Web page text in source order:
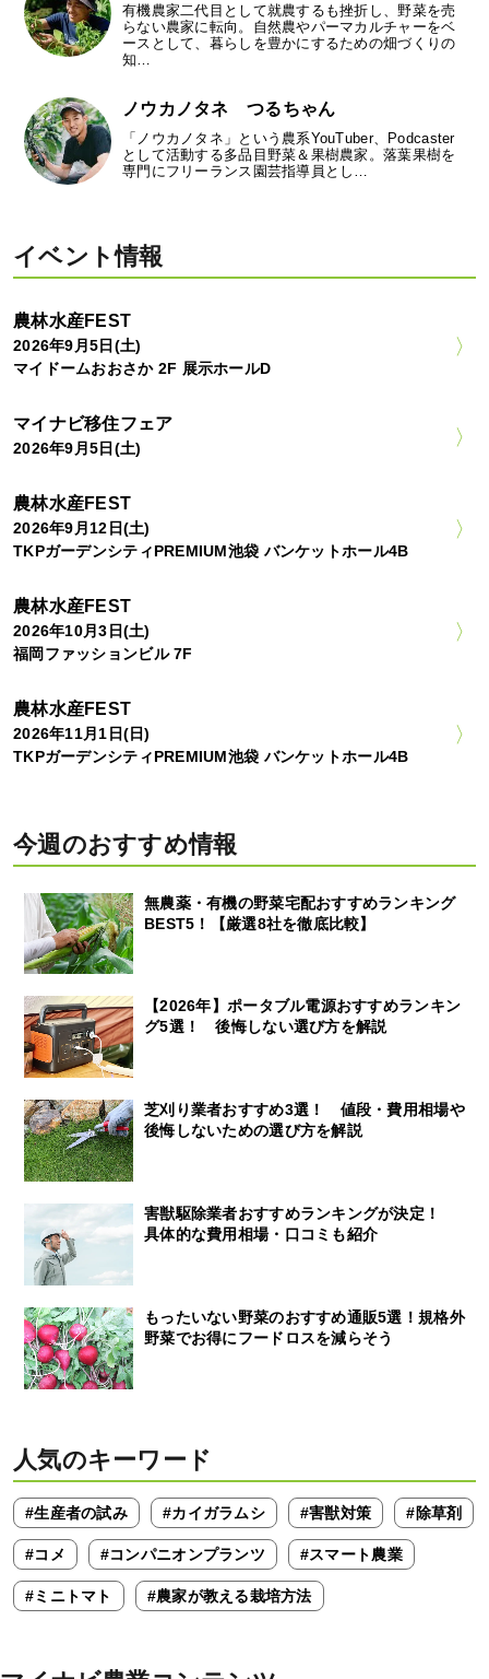
有機農家二代目として就農するも挫折し、野菜を売
らない農家に転向。自然農やパーマカルチャーをベ
ースとして、暮らしを豊かにするための畑づくりの
知…
ノウカノタネ つるちゃん
「ノウカノタネ」という農系YouTuber、Podcaster
として活動する多品目野菜＆果樹農家。落葉果樹を
専門にフリーランス園芸指導員とし…
イベント情報
農林水産FEST
2026年9月5日(土)
マイドームおおさか 2F 展示ホールD
マイナビ移住フェア
2026年9月5日(土)
農林水産FEST
2026年9月12日(土)
TKPガーデンシティPREMIUM池袋 バンケットホール4B
農林水産FEST
2026年10月3日(土)
福岡ファッションビル 7F
農林水産FEST
2026年11月1日(日)
TKPガーデンシティPREMIUM池袋 バンケットホール4B
今週のおすすめ情報
無農薬・有機の野菜宅配おすすめランキング
BEST5！【厳選8社を徹底比較】
【2026年】ポータブル電源おすすめランキン
グ5選！ 後悔しない選び方を解説
芝刈り業者おすすめ3選！ 値段・費用相場や
後悔しないための選び方を解説
害獣駆除業者おすすめランキングが決定！
具体的な費用相場・口コミも紹介
もったいない野菜のおすすめ通販5選！規格外
野菜でお得にフードロスを減らそう
人気のキーワード
#生産者の試み #カイガラムシ #害獣対策 #除草剤
#コメ #コンパニオンプランツ #スマート農業
#ミニトマト #農家が教える栽培方法